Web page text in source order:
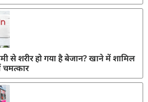
से शरीर हो गया है बेजान? खाने में शामिल